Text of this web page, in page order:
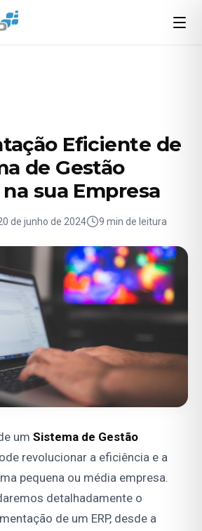
Eficiente de
de Gestão
sua Empresa
de junho de 2024 9 min de leitura
um Sistema de Gestão
revolucionar a eficiência e a
pequena ou média empresa.
detalhadamente o
de um ERP, desde a